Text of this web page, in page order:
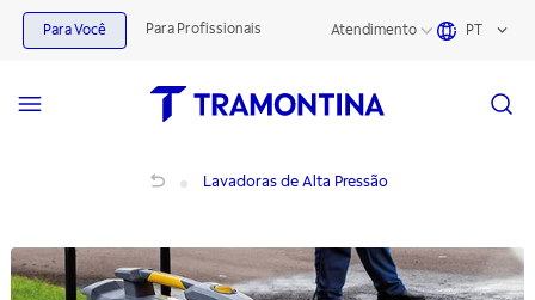
Para Você Para Profissionais Atendimento PT
Lavadoras de Alta Pressão
Lavadoras de Alta Pressão | Tramontina